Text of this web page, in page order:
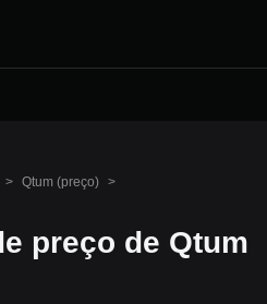
> Qtum (preço) >
preço de Qtum